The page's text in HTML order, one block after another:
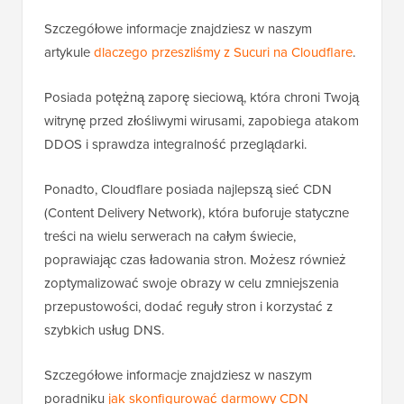
Szczegółowe informacje znajdziesz w naszym
artykuledlaczego przeszliśmy z Sucuri na Cloudflare.
Posiada potężną zaporę sieciową, która chroni Twoją
witrynę przed złośliwymi wirusami, zapobiega atakom
DDOS i sprawdza integralność przeglądarki.
Ponadto, Cloudflare posiada najlepszą sieć CDN
(Content Delivery Network), która buforuje statyczne
treści na wielu serwerach na całym świecie,
poprawiając czas ładowania stron. Możesz również
zoptymalizować swoje obrazy w celu zmniejszenia
przepustowości, dodać reguły stron i korzystać z
szybkich usług DNS.
Szczegółowe informacje znajdziesz w naszym
poradniku jak skonfigurować darmowy CDN